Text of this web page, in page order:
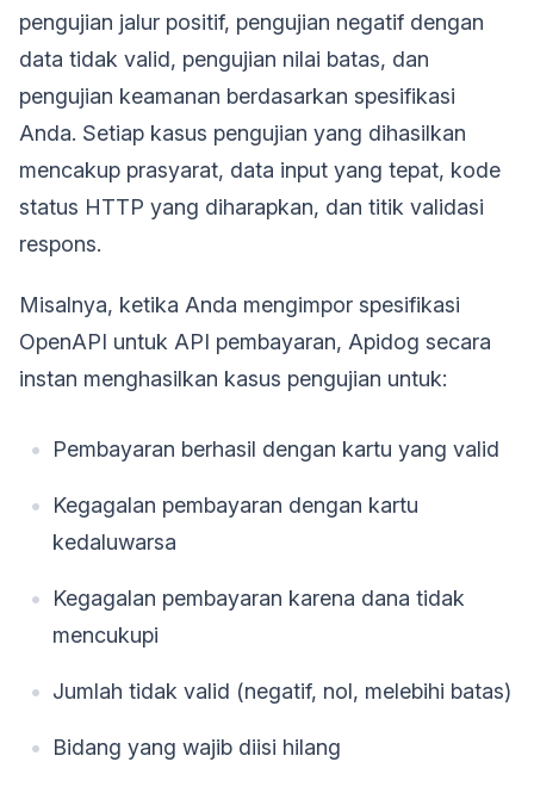
pengujian jalur positif, pengujian negatif dengan
data tidak valid, pengujian nilai batas, dan
pengujian keamanan berdasarkan spesifikasi
Anda. Setiap kasus pengujian yang dihasilkan
mencakup prasyarat, data input yang tepat, kode
status HTTP yang diharapkan, dan titik validasi
respons.
Misalnya, ketika Anda mengimpor spesifikasi
OpenAPI untuk API pembayaran, Apidog secara
instan menghasilkan kasus pengujian untuk:
Pembayaran berhasil dengan kartu yang valid
Kegagalan pembayaran dengan kartu
kedaluwarsa
Kegagalan pembayaran karena dana tidak
mencukupi
Jumlah tidak valid (negatif, nol, melebihi batas)
Bidang yang wajib diisi hilang